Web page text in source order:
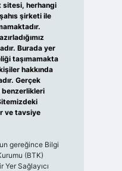
sitesi, herhangi
şirketi ile
Burada yer
taşımamakta
hakkında
Gerçek
benzerlikleri
ve tavsiye
gereğince Bilgi
(BTK)
Yer Sağlayıcı